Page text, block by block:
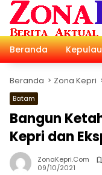
Langsung
konten
Beranda
Beranda Zona Kepri
Batam
Bangun
Kepri dan
ZonaKepri.com
09/10/2021